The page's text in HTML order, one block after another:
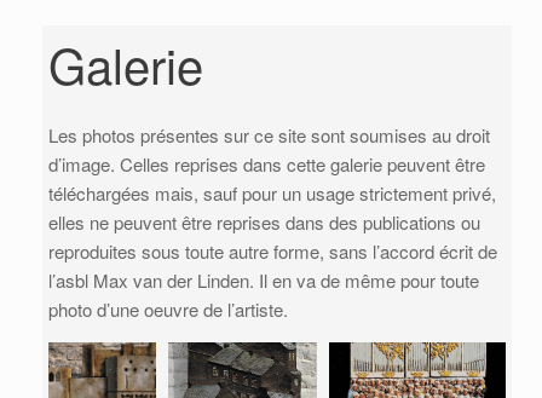
Galerie
Les photos présentes sur ce site sont soumises au droit
d’image. Celles reprises dans cette galerie peuvent être
téléchargées mais, sauf pour un usage strictement privé,
elles ne peuvent être reprises dans des publications ou
reproduites sous toute autre forme, sans l’accord écrit de
l’asbl Max van der Linden. Il en va de même pour toute
photo d’une oeuvre de l’artiste.